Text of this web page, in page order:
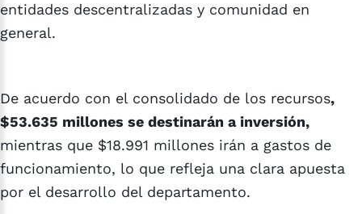
entidades descentralizadas y comunidad en
general.
De acuerdo con el consolidado de los recursos,
$53.635 millones se destinarán a inversión,
mientras que $18.991 millones irán a gastos de
funcionamiento, lo que refleja una clara apuesta
por el desarrollo del departamento.